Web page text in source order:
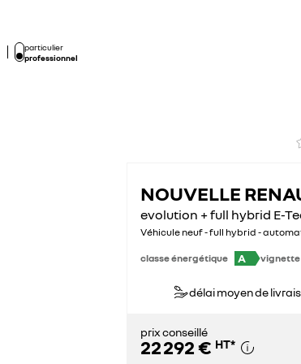
particulier
professionnel
NOUVELLE
evolution + full hybrid E-
Véhicule neuf - full hybrid -
classe énergétique A
délai moyen de
prix conseillé
22 292 € HT*